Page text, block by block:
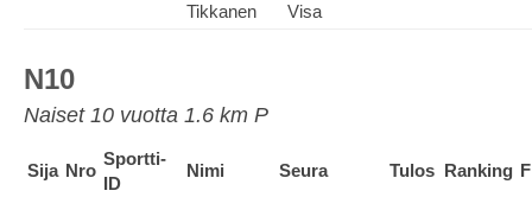
Tikkanen
Visa
N10
Naiset 10 vuotta 1.6 km P
Sija Nro
Sportti-
ID
Nimi Seura Tulos Ranking